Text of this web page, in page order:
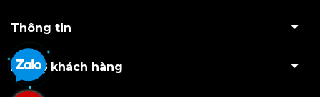
Thông tin
Hỗ trợ khách hàng